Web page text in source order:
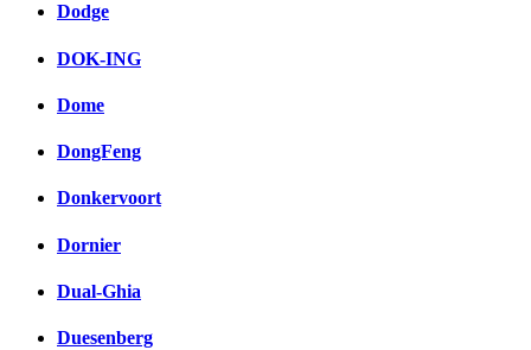
Dodge
DOK-ING
Dome
DongFeng
Donkervoort
Dornier
Dual-Ghia
Duesenberg